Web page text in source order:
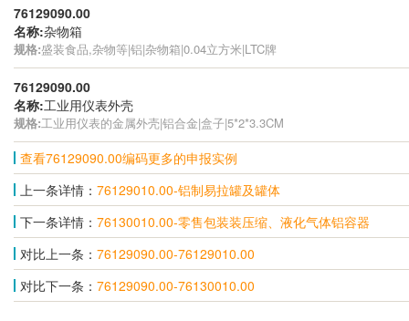
76129090.00
名称:杂物箱
规格:盛装食品,杂物等|铝|杂物箱|0.04立方米|LTC牌
76129090.00
名称:工业用仪表外壳
规格:工业用仪表的金属外壳|铝合金|盒子|5*2*3.3CM
查看76129090.00编码更多的申报实例
上一条详情： 76129010.00-铝制易拉罐及罐体
下一条详情： 76130010.00-零售包装装压缩、液化气体铝容器
对比上一条： 76129090.00-76129010.00
对比下一条： 76129090.00-76130010.00